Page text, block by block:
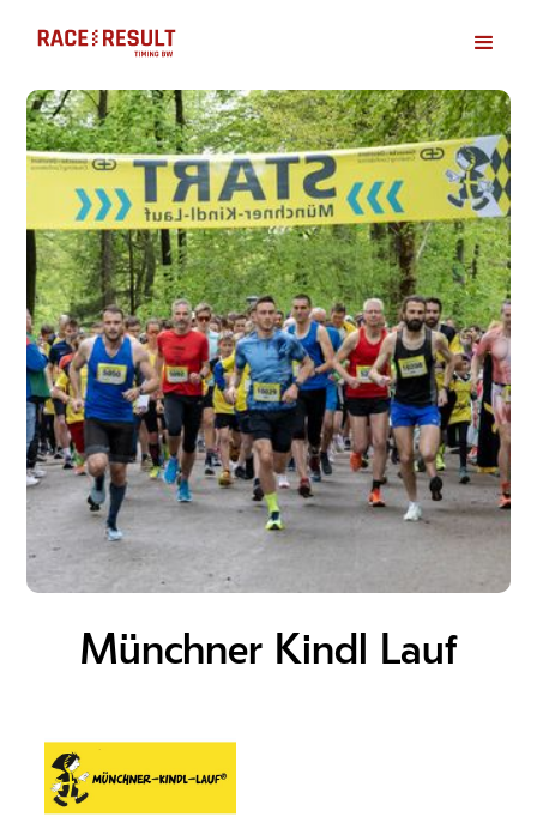
Münchner Kindl Lauf